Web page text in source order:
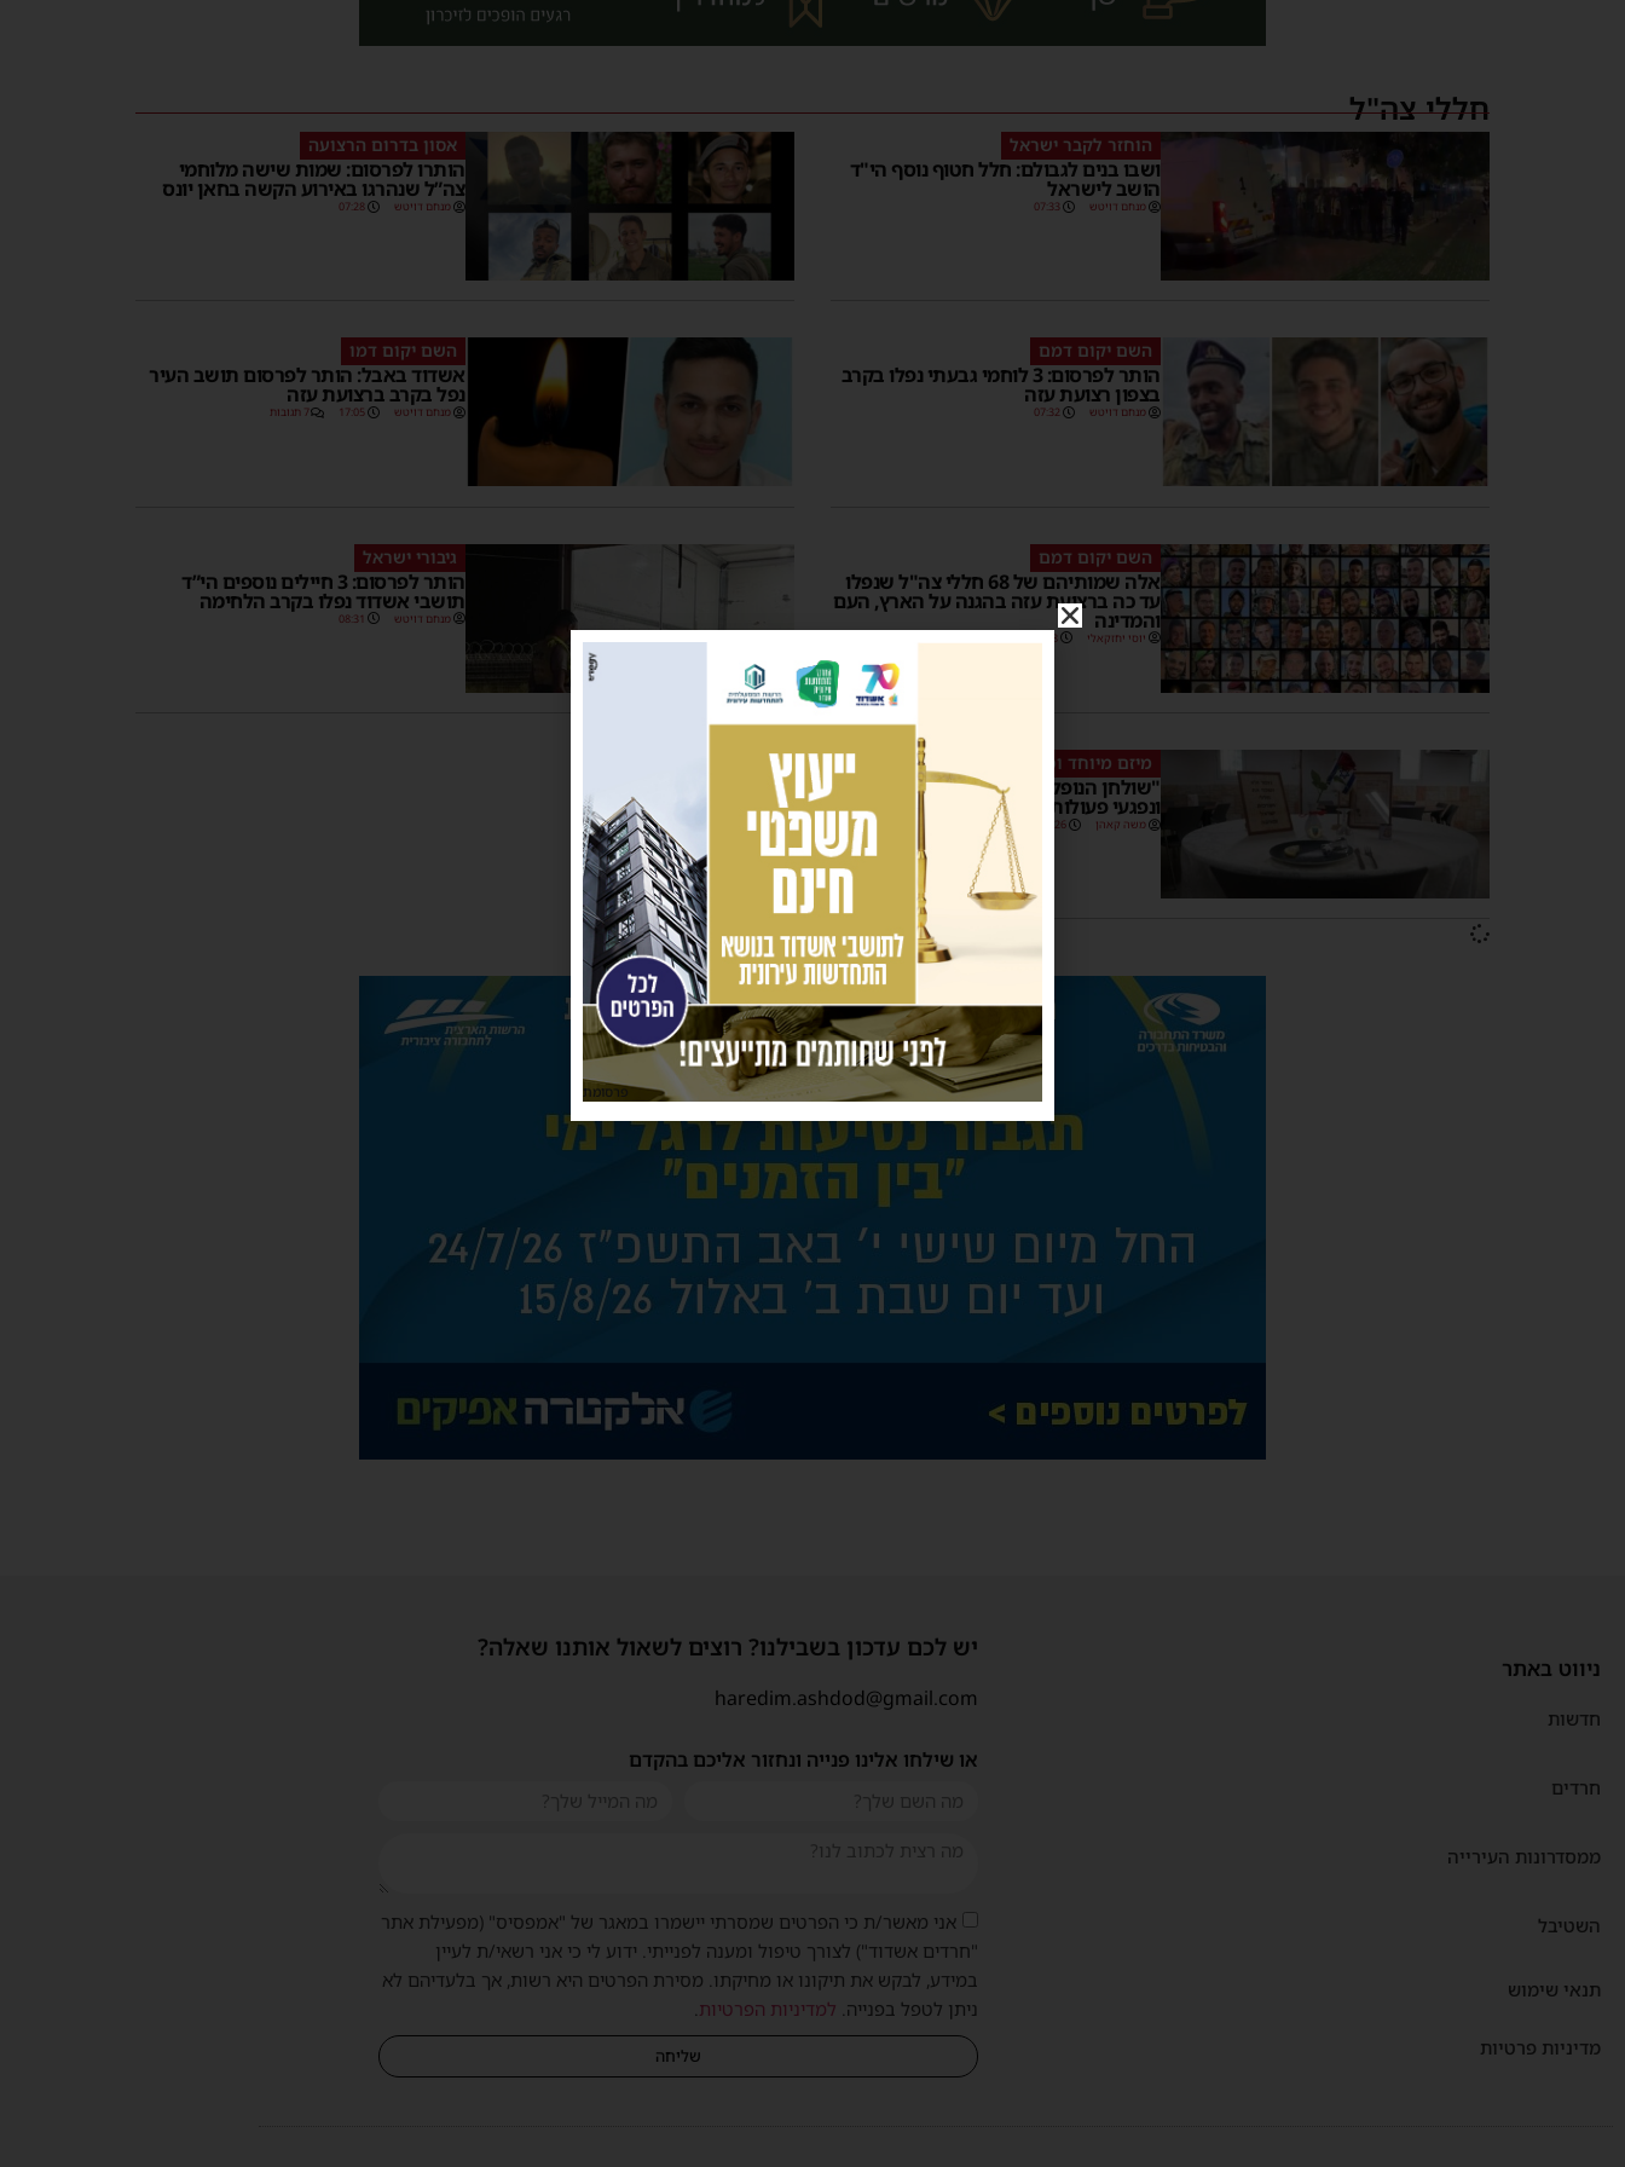
חללי צה"ל
הוחזר לקבר ישראל
ושבו בנים לגבולם: חלל חטוף נוסף הי"ד
הושב לישראל
מנחם דויטש 07:33
אסון בדרום הרצועה
הותרו לפרסום: שמות שישה מלוחמי
צה”ל שנהרגו באירוע הקשה בחאן יונס
מנחם דויטש 07:28
השם יקום דמם
הותר לפרסום: 3 לוחמי גבעתי נפלו בקרב
בצפון רצועת עזה
מנחם דויטש 07:32
השם יקום דמו
אשדוד באבל: הותר לפרסום תושב העיר
נפל בקרב ברצועת עזה
מנחם דויטש 17:05 7 תגובות
השם יקום דמם
אלה שמותיהם של 68 חללי צה"ל שנפלו
עד כה ברצועת עזה בהגנה על הארץ, העם
והמדינה
יוסי יחזקאלי 07:38
גיבורי ישראל
הותר לפרסום: 3 חיילים נוספים הי”ד
תושבי אשדוד נפלו בקרב הלחימה
מנחם דויטש 08:31
מיזם מיוחד ומרגש
"שולחן הנופלים" באשדוד – לחללי צה"ל
ונפגעי פעולות האיבה
משה קאהן 12:26
ניווט באתר
חדשות
חרדים
ממסדרונות העירייה
השטיבל
תנאי שימוש
מדיניות פרטיות
יש לכם עדכון בשבילנו? רוצים לשאול אותנו שאלה?
haredim.ashdod@gmail.com
או שילחו אלינו פנייה ונחזור אליכם בהקדם
אני מאשר/ת כי הפרטים שמסרתי יישמרו במאגר של "אמפסיס" (מפעילת אתר
"חרדים אשדוד") לצורך טיפול ומענה לפנייתי. ידוע לי כי אני רשאי/ת לעיין
במידע, לבקש את תיקונו או מחיקתו. מסירת הפרטים היא רשות, אך בלעדיהם לא
ניתן לטפל בפנייה. למדיניות הפרטיות.
שליחה
פרסומת